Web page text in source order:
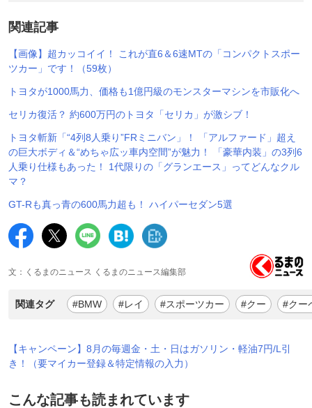
関連記事
【画像】超カッコイイ！ これが直6＆6速MTの「コンパクトスポー
ツカー」です！（59枚）
トヨタが1000馬力、価格も1億円級のモンスターマシンを市販化へ
セリカ復活？ 約600万円のトヨタ「セリカ」が激シブ！
トヨタ斬新「“4列8人乗り”FRミニバン」！ 「アルファード」超え
の巨大ボディ＆“めちゃ広ッ車内空間”が魅力！ 「豪華内装」の3列6
人乗り仕様もあった！ 1代限りの「グランエース」ってどんなクル
マ？
GT-Rも真っ青の600馬力超も！ ハイパーセダン5選
文：くるまのニュース くるまのニュース編集部
関連タグ #BMW #レイ #スポーツカー #クー #クー
【キャンペーン】8月の毎週金・土・日はガソリン・軽油7円/L引
き！（要マイカー登録＆特定情報の入力）
こんな記事も読まれています